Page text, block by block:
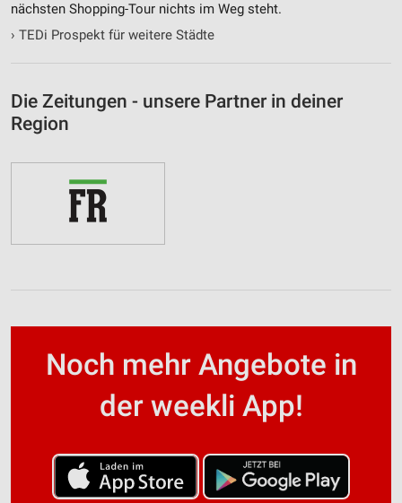
nächsten Shopping-Tour nichts im Weg steht.
› TEDi Prospekt für weitere Städte
Die Zeitungen - unsere Partner in deiner
Region
Noch mehr Angebote in
der weekli App!